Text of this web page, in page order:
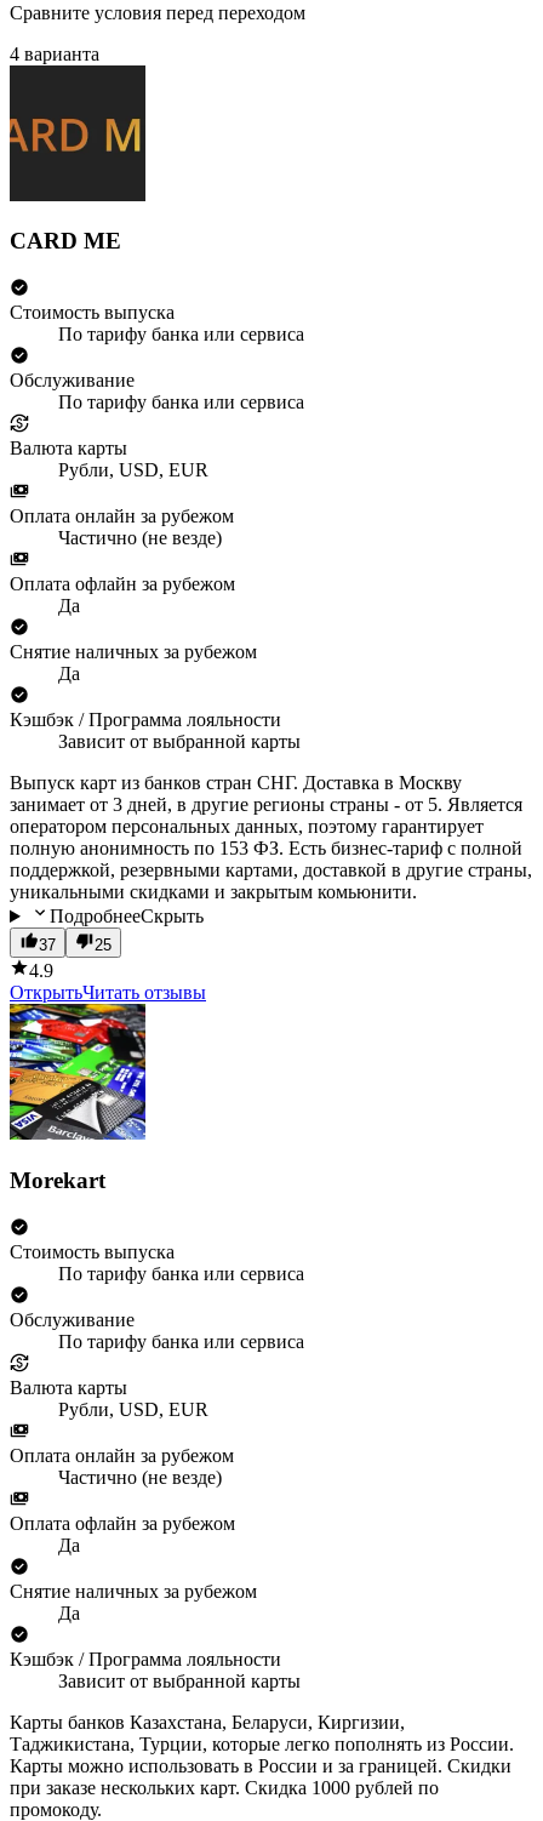
Сравните условия перед переходом
4 варианта
CARD ME
Стоимость выпуска
По тарифу банка или сервиса
Обслуживание
По тарифу банка или сервиса
Валюта карты
Рубли, USD, EUR
Оплата онлайн за рубежом
Частично (не везде)
Оплата офлайн за рубежом
Да
Снятие наличных за рубежом
Да
Кэшбэк / Программа лояльности
Зависит от выбранной карты
Выпуск карт из банков стран СНГ. Доставка в Москву
занимает от 3 дней, в другие регионы страны - от 5. Является
оператором персональных данных, поэтому гарантирует
полную анонимность по 153 ФЗ. Есть бизнес-тариф с полной
поддержкой, резервными картами, доставкой в другие страны,
уникальными скидками и закрытым комьюнити.
ПодробнееСкрыть
37 25
4.9
ОткрытьЧитать отзывы
Morekart
Стоимость выпуска
По тарифу банка или сервиса
Обслуживание
По тарифу банка или сервиса
Валюта карты
Рубли, USD, EUR
Оплата онлайн за рубежом
Частично (не везде)
Оплата офлайн за рубежом
Да
Снятие наличных за рубежом
Да
Кэшбэк / Программа лояльности
Зависит от выбранной карты
Карты банков Казахстана, Беларуси, Киргизии,
Таджикистана, Турции, которые легко пополнять из России.
Карты можно использовать в России и за границей. Скидки
при заказе нескольких карт. Скидка 1000 рублей по
промокоду.